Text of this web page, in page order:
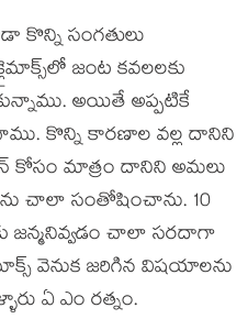
కొన్ని సంగతులు
జంట కవలలకు
అయితే అప్పటికే
కొన్ని కారణాల వల్ల దానిని
కోసం మాత్రం దానిని అమలు
చాలా సంతోషించాను. 10
జన్మనివ్వడం చాలా సరదాగా
వెనుక జరిగిన విషయాలను
ఏ ఎం రత్నం.